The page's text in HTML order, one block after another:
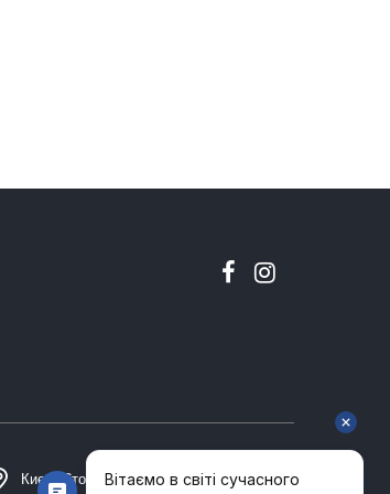
Киев, Столичное шоссе 101, Домосфера